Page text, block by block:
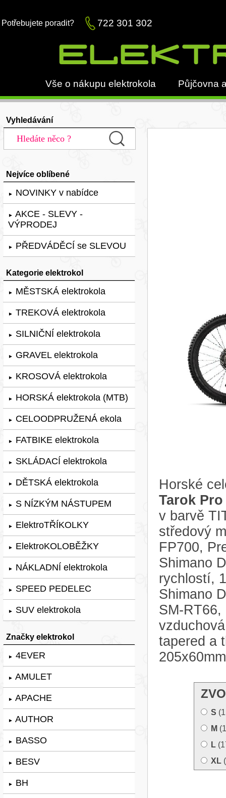
Potřebujete poradit? 722 301 302
Vše o nákupu elektrokola Půjčovna
Vyhledávání
Nejvíce oblíbené
► NOVINKY v nabídce
► AKCE - SLEVY -
VÝPRODEJ
► PŘEDVÁDĚCÍ se SLEVOU
Kategorie elektrokol
► MĚSTSKÁ elektrokola
► TREKOVÁ elektrokola
► SILNIČNÍ elektrokola
► GRAVEL elektrokola
► KROSOVÁ elektrokola
► HORSKÁ elektrokola (MTB)
► CELOODPRUŽENÁ ekola
► FATBIKE elektrokola
► SKLÁDACÍ elektrokola
► DĚTSKÁ elektrokola
► S NÍZKÝM NÁSTUPEM
► ElektroTŘÍKOLKY
► ElektroKOLOBĚŽKY
► NÁKLADNÍ elektrokola
► SPEED PEDELEC
► SUV elektrokola
Značky elektrokol
► 4EVER
► AMULET
► APACHE
► AUTHOR
► BASSO
► BESV
► BH
Horské
Tarok Pro
v barvě
středový
FP700,
Shimano
rychlostí,
Shimano
SM-
tapered a
S
M
L
XL